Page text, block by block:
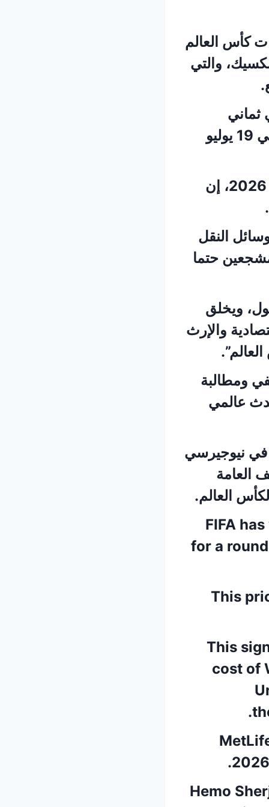
كأس العالم
والتي
ثماني
مباريات في كأس العالم 2026، بما في ذلك المباراة النهائية في 19 يوليو
وقال هيمو شيرجي الرئيس التنفيذي للعمليات في كأس العالم ‌2026، ⁠إن
النقل
حتما
ويخلق
والإرث
ومطالبة
عالمي
في نيوجيرسي
العامة
العالم.
FIFA
for a
This
This
cost of
Hemo